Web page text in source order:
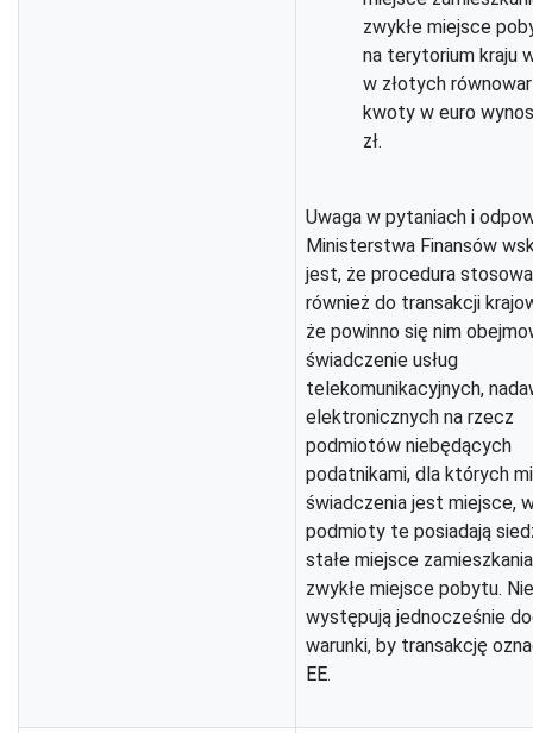
zwykłe miejsce
na terytorium kraju
w złotych
kwoty w euro
zł.
Uwaga w pytaniach i
Ministerstwa Finansów
jest, że procedura
również do transakcji
że powinno się nim
świadczenie usług
telekomunikacyjnych,
elektronicznych na rzecz
podmiotów niebędących
podatnikami, dla których
świadczenia jest miejsce,
podmioty te posiadają
stałe miejsce
zwykłe miejsce pobytu. Nie
występują jednocześnie
warunki, by transakcję
EE.